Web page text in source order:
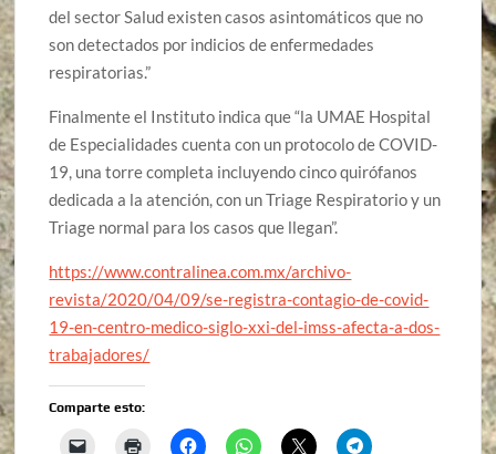
del sector Salud existen casos asintomáticos que no
son detectados por indicios de enfermedades
respiratorias.”
Finalmente el Instituto indica que “la UMAE Hospital
de Especialidades cuenta con un protocolo de COVID-
19, una torre completa incluyendo cinco quirófanos
dedicada a la atención, con un Triage Respiratorio y un
Triage normal para los casos que llegan”.
https://www.contralinea.com.mx/archivo-
revista/2020/04/09/se-registra-contagio-de-covid-
19-en-centro-medico-siglo-xxi-del-imss-afecta-a-dos-
trabajadores/
Comparte esto: